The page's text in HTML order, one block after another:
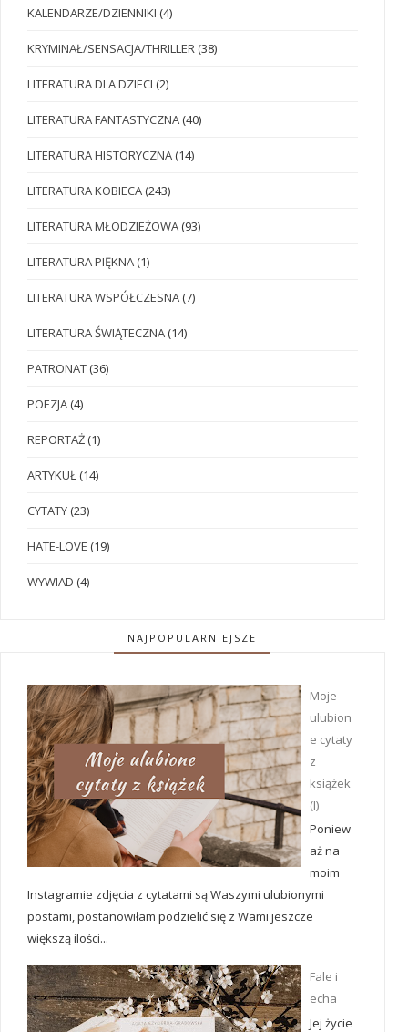
KALENDARZE/DZIENNIKI (4)
KRYMINAŁ/SENSACJA/THRILLER (38)
LITERATURA DLA DZIECI (2)
LITERATURA FANTASTYCZNA (40)
LITERATURA HISTORYCZNA (14)
LITERATURA KOBIECA (243)
LITERATURA MŁODZIEŻOWA (93)
LITERATURA PIĘKNA (1)
LITERATURA WSPÓŁCZESNA (7)
LITERATURA ŚWIĄTECZNA (14)
PATRONAT (36)
POEZJA (4)
REPORTAŻ (1)
ARTYKUŁ (14)
CYTATY (23)
HATE-LOVE (19)
WYWIAD (4)
NAJPOPULARNIEJSZE
Moje
ulubion
e cytaty
z
książek
(I)
Poniew
aż na
moim
Instagramie zdjęcia z cytatami są Waszymi ulubionymi
postami, postanowiłam podzielić się z Wami jeszcze
większą ilości...
Fale i
echa
Jej życie